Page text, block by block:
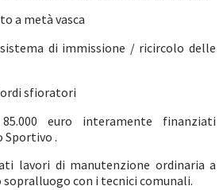
a metà vasca
di immissione / ricircolo delle
sfioratori
euro interamente finanziati
.
lavori di manutenzione ordinaria a
sopralluogo con i tecnici comunali.